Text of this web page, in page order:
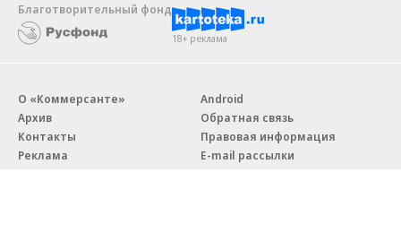
Благотворительный фонд
18+ реклама
О «Коммерсанте»
Архив
Контакты
Реклама
Android
Обратная связь
Правовая информация
E-mail рассылки